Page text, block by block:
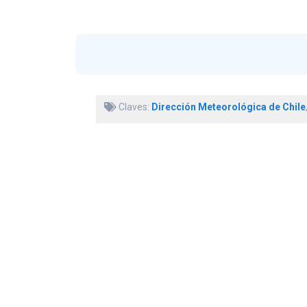
Claves: Dirección Meteorológica de Chile,